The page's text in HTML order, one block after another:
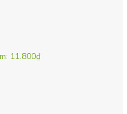
11.800₫